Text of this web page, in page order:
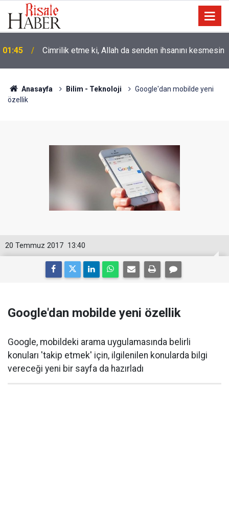
01:45 Cimrilik etme ki, Allah da senden ihsanını kesmesin
Anasayfa Bilim - Teknoloji
Google'dan mobilde yeni
özellik
13:40
20 Temmuz 2017
Google'dan mobilde yeni özellik
Google, mobildeki arama uygulamasında belirli
konuları 'takip etmek' için, ilgilenilen konularda bilgi
vereceği yeni bir sayfa da hazırladı